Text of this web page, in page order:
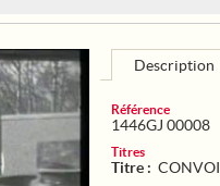
Description
Référence
1446GJ 00008
Titres
Titre :